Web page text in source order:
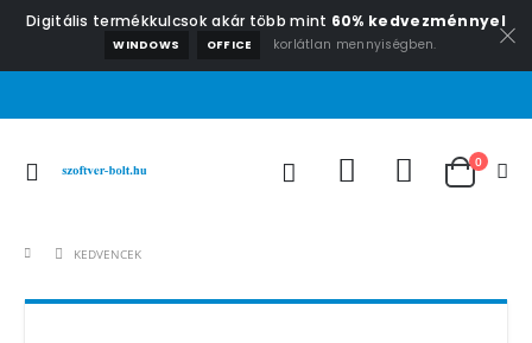
Digitális termékkulcsok akár több mint 60% kedvezménnyel
WINDOWS OFFICE korlátlan mennyiségben.
0
KEDVENCEK